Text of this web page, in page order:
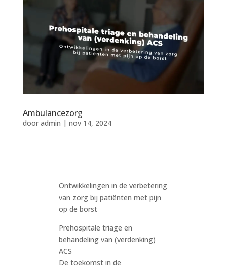
Ambulancezorg
door admin | nov 14, 2024
Ontwikkelingen in de verbetering
van zorg bij patiënten met pijn
op de borst
Prehospitale triage en
behandeling van (verdenking)
ACS
De toekomst in de